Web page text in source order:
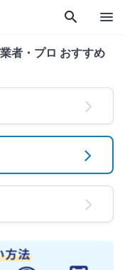
search menu
者・プロ おすすめ